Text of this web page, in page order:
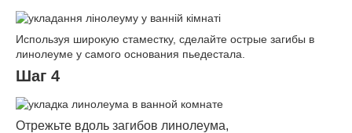
Используя широкую стаместку, сделайте острые загибы в
линолеуме у самого основания пьедестала.
Шаг 4
Отрежьте вдоль загибов линолеума,